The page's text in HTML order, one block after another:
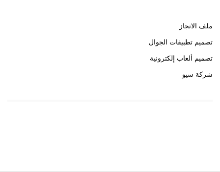
ملف الانجاز
تصميم تطبيقات الجوال
تصميم ألعاب إلكترونية
شركة سيو